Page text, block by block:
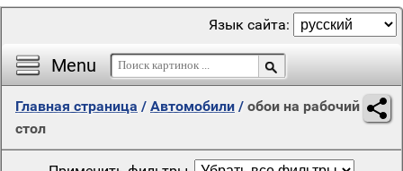
Menu
Язык сайта:
Главная страница / Автомобили / обои на рабочий
стол